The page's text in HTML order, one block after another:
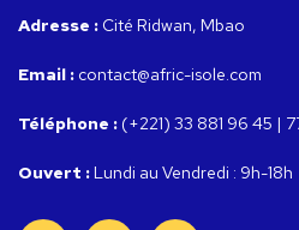
Adresse : Cité Ridwan, Mbao
Email : contact@afric-isole.com
Téléphone : (+221) 33 881 96 45 |
Ouvert : Lundi au Vendredi : 9h-18h